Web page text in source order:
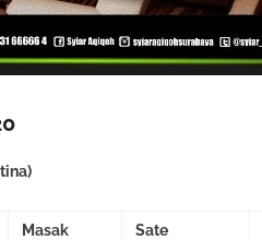
Masak Sate